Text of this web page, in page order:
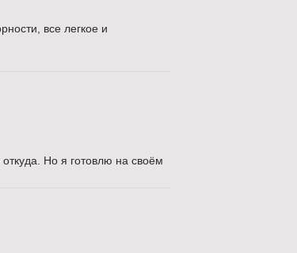
все легкое и
Но я готовлю на своём